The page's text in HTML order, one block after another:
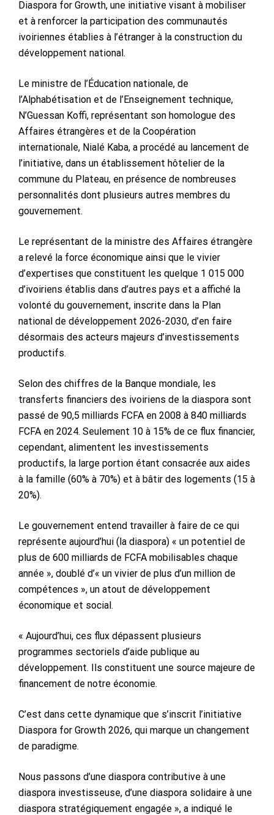
Diaspora for Growth, une initiative visant à mobiliser
et à renforcer la participation des communautés
ivoiriennes établies à l’étranger à la construction du
développement national.
Le ministre de l’Éducation nationale, de
l’Alphabétisation et de l’Enseignement technique,
N’Guessan Koffi, représentant son homologue des
Affaires étrangères et de la Coopération
internationale, Nialé Kaba, a procédé au lancement de
l’initiative, dans un établissement hôtelier de la
commune du Plateau, en présence de nombreuses
personnalités dont plusieurs autres membres du
gouvernement.
Le représentant de la ministre des Affaires étrangère
a relevé la force économique ainsi que le vivier
d’expertises que constituent les quelque 1 015 000
d’ivoiriens établis dans d’autres pays et a affiché la
volonté du gouvernement, inscrite dans la Plan
national de développement 2026-2030, d’en faire
désormais des acteurs majeurs d’investissements
productifs.
Selon des chiffres de la Banque mondiale, les
transferts financiers des ivoiriens de la diaspora sont
passé de 90,5 milliards FCFA en 2008 à 840 milliards
FCFA en 2024. Seulement 10 à 15% de ce flux financier,
cependant, alimentent les investissements
productifs, la large portion étant consacrée aux aides
à la famille (60% à 70%) et à bâtir des logements (15 à
20%).
Le gouvernement entend travailler à faire de ce qui
représente aujourd’hui (la diaspora) « un potentiel de
plus de 600 milliards de FCFA mobilisables chaque
année », doublé d’« un vivier de plus d’un million de
compétences », un atout de développement
économique et social.
« Aujourd’hui, ces flux dépassent plusieurs
programmes sectoriels d’aide publique au
développement. Ils constituent une source majeure de
financement de notre économie.
C’est dans cette dynamique que s’inscrit l’initiative
Diaspora for Growth 2026, qui marque un changement
de paradigme.
Nous passons d’une diaspora contributive à une
diaspora investisseuse, d’une diaspora solidaire à une
diaspora stratégiquement engagée », a indiqué le